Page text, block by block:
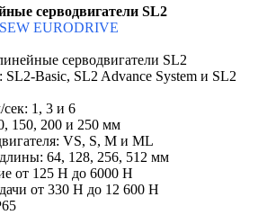
серводвигатели SL2
серводвигатели SL2
SL2-Basic, SL2 Advance System и SL2
1, 3 и 6
150, 200 и 250 мм
VS, S, M и ML
64, 128, 256, 512 мм
от 125 Н до 6000 Н
от 330 Н до 12 600 Н